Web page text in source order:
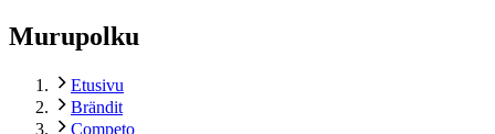
Murupolku
Etusivu
Brändit
Competo